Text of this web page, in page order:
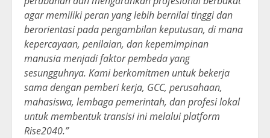
agar memiliki peran yang lebih bernilai tinggi dan
berorientasi pada pengambilan keputusan, di mana
kepercayaan, penilaian, dan kepemimpinan
manusia menjadi faktor pembeda yang
sesungguhnya. Kami berkomitmen untuk bekerja
sama dengan pemberi kerja, GCC, perusahaan,
mahasiswa, lembaga pemerintah, dan profesi lokal
untuk membentuk transisi ini melalui platform
Rise2040.”